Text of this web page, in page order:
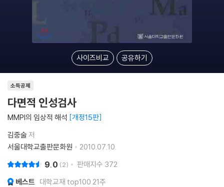
사이즈비교 공유하기
소득공제
다면적 인성검사
MMPI의 임상적 해석 개정15판
김중술 저
서울대학교출판문화원
2010.07.10.
9.0 2 판매지수 372
베스트 대학교재 top100 21주